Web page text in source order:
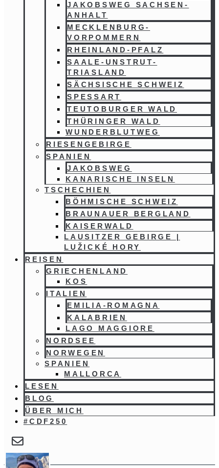
JAKOBSWEG SACHSEN-
ANHALT
MECKLENBURG-
VORPOMMERN
RHEINLAND-PFALZ
SAALE-UNSTRUT-
TRIASLAND
SÄCHSISCHE SCHWEIZ
SPESSART
TEUTOBURGER WALD
THÜRINGER WALD
WUNDERBLUTWEG
RIESENGEBIRGE
SPANIEN
JAKOBSWEG
KANARISCHE INSELN
TSCHECHIEN
BÖHMISCHE SCHWEIZ
BRAUNAUER BERGLAND
KAISERWALD
LAUSITZER GEBIRGE |
LUŽICKÉ HORY
REISEN
GRIECHENLAND
KOS
ITALIEN
EMILIA-ROMAGNA
KALABRIEN
LAGO MAGGIORE
NORDSEE
NORWEGEN
SPANIEN
MALLORCA
LESEN
BLOG
ÜBER MICH
#CDF250